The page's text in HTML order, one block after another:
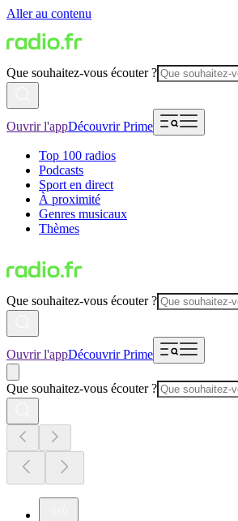
Aller au contenu
Que souhaitez-vous écouter ?
Ouvrir l'appDécouvrir Prime
Top 100 radios
Podcasts
Sport en direct
À proximité
Genres musicaux
Thèmes
Que souhaitez-vous écouter ?
Ouvrir l'appDécouvrir Prime
Que souhaitez-vous écouter ?